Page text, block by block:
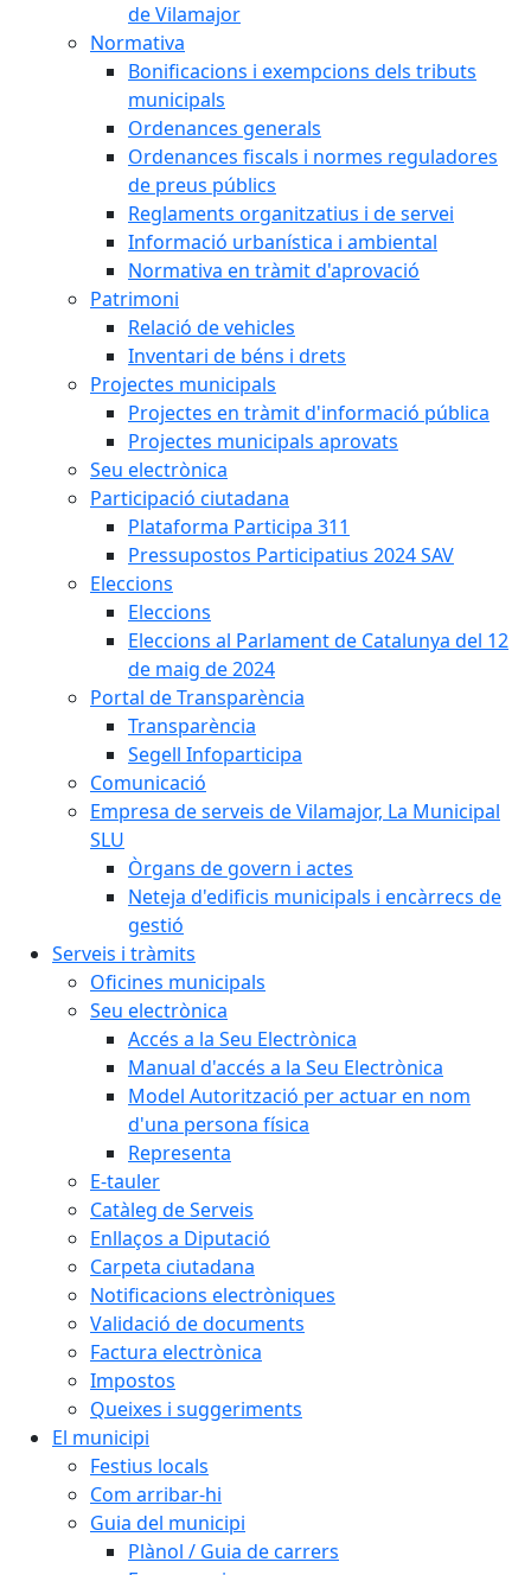
de Vilamajor
Normativa
Bonificacions i exempcions dels tributs
municipals
Ordenances generals
Ordenances fiscals i normes reguladores
de preus públics
Reglaments organitzatius i de servei
Informació urbanística i ambiental
Normativa en tràmit d'aprovació
Patrimoni
Relació de vehicles
Inventari de béns i drets
Projectes municipals
Projectes en tràmit d'informació pública
Projectes municipals aprovats
Seu electrònica
Participació ciutadana
Plataforma Participa 311
Pressupostos Participatius 2024 SAV
Eleccions
Eleccions
Eleccions al Parlament de Catalunya del 12
de maig de 2024
Portal de Transparència
Transparència
Segell Infoparticipa
Comunicació
Empresa de serveis de Vilamajor, La Municipal
SLU
Òrgans de govern i actes
Neteja d'edificis municipals i encàrrecs de
gestió
Serveis i tràmits
Oficines municipals
Seu electrònica
Accés a la Seu Electrònica
Manual d'accés a la Seu Electrònica
Model Autorització per actuar en nom
d'una persona física
Representa
E-tauler
Catàleg de Serveis
Enllaços a Diputació
Carpeta ciutadana
Notificacions electròniques
Validació de documents
Factura electrònica
Impostos
Queixes i suggeriments
El municipi
Festius locals
Com arribar-hi
Guia del municipi
Plànol / Guia de carrers